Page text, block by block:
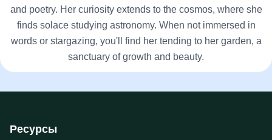
and poetry. Her curiosity extends to the cosmos, where she
finds solace studying astronomy. When not immersed in
words or stargazing, you'll find her tending to her garden, a
sanctuary of growth and beauty.
Ресурсы